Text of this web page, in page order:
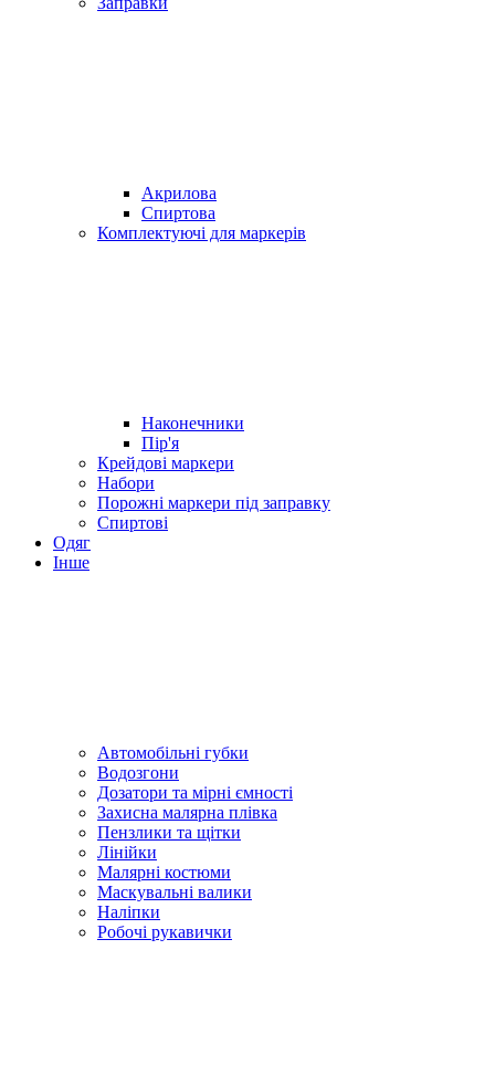
Акрилова
Спиртова
Комплектуючі для маркерів
Наконечники
Пір'я
Крейдові маркери
Набори
Порожні маркери під заправку
Спиртові
Одяг
Інше
Автомобільні губки
Водозгони
Дозатори та мірні ємності
Захисна малярна плівка
Пензлики та щітки
Лінійки
Малярні костюми
Маскувальні валики
Наліпки
Робочі рукавички